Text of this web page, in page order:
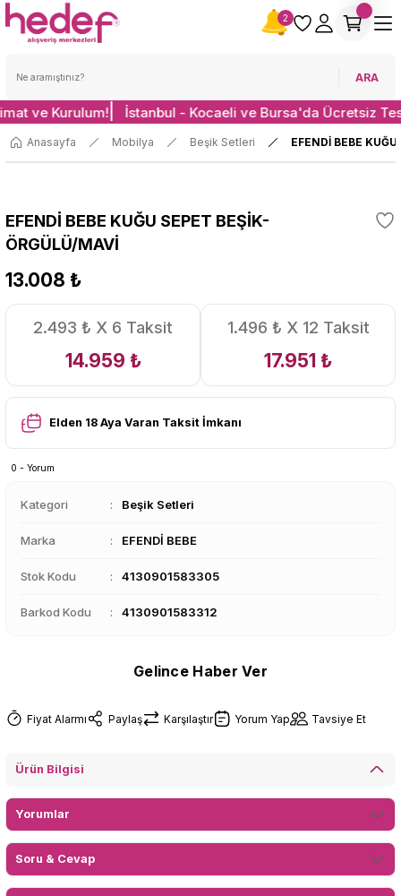
ARA
2
ve Kurulum! İstanbul - Kocaeli ve Bursa'da Ücretsiz
Anasayfa Mobilya Beşik Setleri EFENDİ BEBE
EFENDİ BEBE KUĞU SEPET BEŞİK-
ÖRGÜLÜ/MAVİ
13.008 ₺
2.493 ₺ X 6 Taksit
14.959 ₺
1.496 ₺ X 12 Taksit
17.951 ₺
Elden 18 Aya Varan Taksit İmkanı
0 - Yorum
Kategori Beşik Setleri
Marka EFENDİ BEBE
Stok Kodu 4130901583305
Barkod Kodu 4130901583312
Gelince Haber Ver
Fiyat Alarmı Paylaş Karşılaştır Yorum Yap Tavsiye Et
Ürün Bilgisi
Yorumlar
Soru & Cevap